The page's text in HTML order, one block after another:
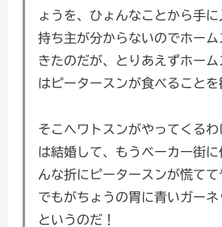
ょうを、ひょんなことから手に
持ち主が分からないのでホー
きたのだが、とりあえずホー
はピータースンが食べることを
そこへワトスンがやってくる
は結婚して、もうベーカー街
んな折にピータースンが慌て
でもがちょうの胃に青いガー
というのだ！